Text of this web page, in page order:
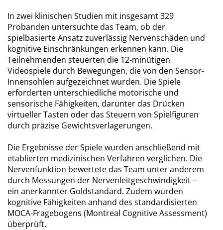
In zwei klinischen Studien mit insgesamt 329
Probanden untersuchte das Team, ob der
spielbasierte Ansatz zuverlässig Nervenschäden und
kognitive Einschränkungen erkennen kann. Die
Teilnehmenden steuerten die 12-minütigen
Videospiele durch Bewegungen, die von den Sensor-
Innensohlen aufgezeichnet wurden. Die Spiele
erforderten unterschiedliche motorische und
sensorische Fähigkeiten, darunter das Drücken
virtueller Tasten oder das Steuern von Spielfiguren
durch präzise Gewichtsverlagerungen.
Die Ergebnisse der Spiele wurden anschließend mit
etablierten medizinischen Verfahren verglichen. Die
Nervenfunktion bewertete das Team unter anderem
durch Messungen der Nervenleitgeschwindigkeit –
ein anerkannter Goldstandard. Zudem wurden
kognitive Fähigkeiten anhand des standardisierten
MOCA-Fragebogens (Montreal Cognitive Assessment)
überprüft.